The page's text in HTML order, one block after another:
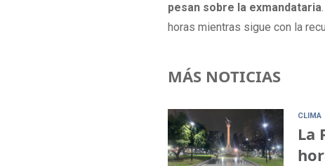
pesan sobre la exmandataria
horas mientras sigue con la
MÁS NOTICIAS
CLIMA
La